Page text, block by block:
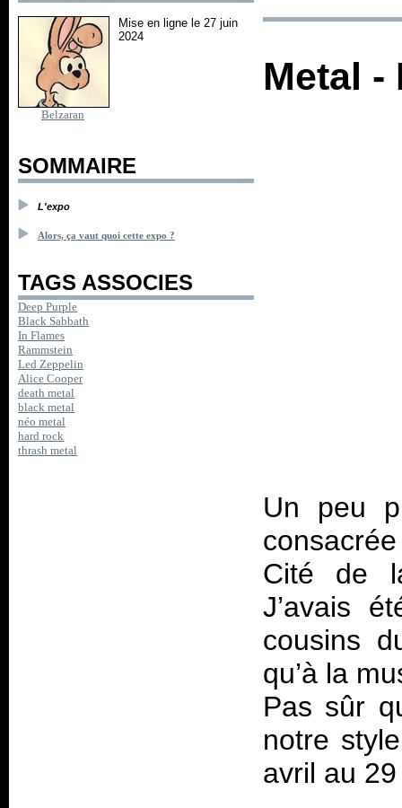
Belzaran
Mise en ligne le 27 juin
2024
SOMMAIRE
L'expo
Alors, ça vaut quoi cette expo ?
TAGS ASSOCIES
Deep Purple
Black Sabbath
In Flames
Rammstein
Led Zeppelin
Alice Cooper
death metal
black metal
néo metal
hard rock
thrash metal
Metal -
Un peu
Cité de
J’avais
cousins
qu’à la
Pas sûr
notre
avril au